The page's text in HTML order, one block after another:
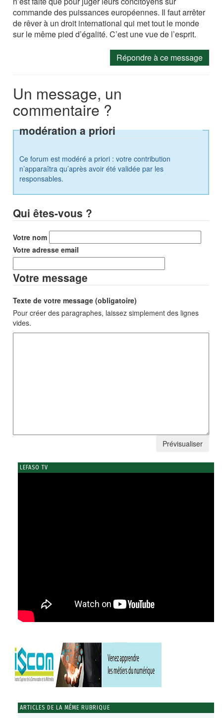
commande des puissances européennes. Il faut arrêter
de rêver à un droit international qui met tout le monde
sur le même pied d’égalité. C’est une vue de l’esprit.
Répondre à ce message
Un message, un
commentaire ?
modération a priori
Ce forum est modéré a priori : votre contribution
n’apparaîtra qu’après avoir été validée par les
responsables.
Qui êtes-vous ?
Votre nom
Votre adresse email
Votre message
Texte de votre message (obligatoire)
Pour créer des paragraphes, laissez simplement des lignes
vides.
LEFASO TV
ARTICLES DE LA MÊME RUBRIQUE